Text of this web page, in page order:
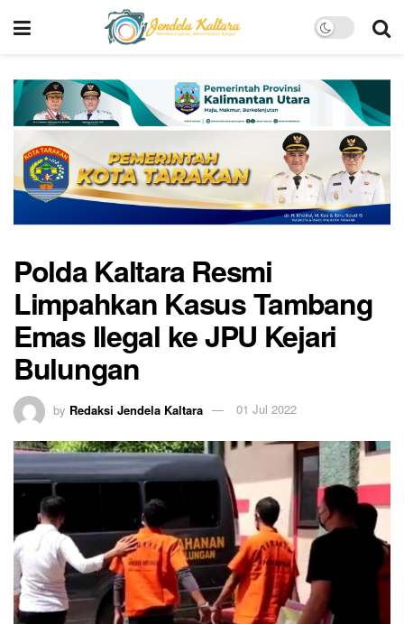
Polda Kaltara Resmi
Limpahkan Kasus Tambang
Emas Ilegal ke JPU Kejari
Bulungan
by Redaksi Jendela Kaltara 01 Jul 2022